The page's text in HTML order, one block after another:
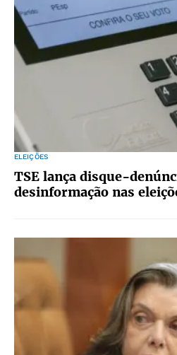
ELEIÇÕES
TSE lança disque-
desinformação nas